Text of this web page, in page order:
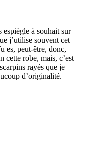
à souhait sur
j’utilise souvent cet
es, peut-être, donc,
cette robe, mais, c’est
rayés que je
d’originalité.